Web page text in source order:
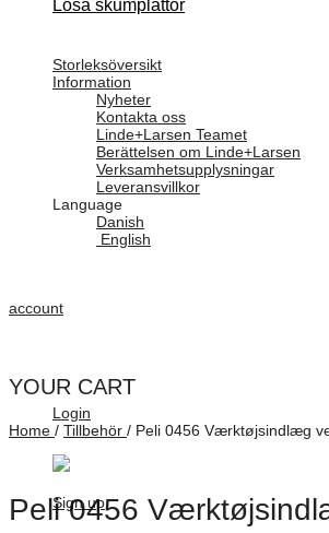
Lösa skumplattor
Storleksöversikt
Information
Nyheter
Kontakta oss
Linde+Larsen Teamet
Berättelsen om Linde+Larsen
Verksamhetsupplysningar
Leveransvillkor
Language
Danish
English
account
Login
Sign up
YOUR CART
Home / Tillbehör / Peli 0456 Værktøjsindlæg
Peli 0456